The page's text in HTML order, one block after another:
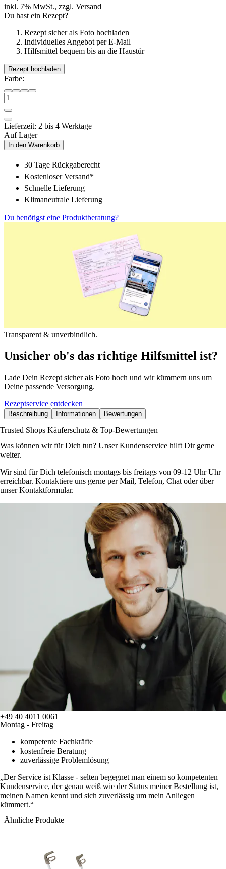
inkl. 7% MwSt., zzgl. Versand
Du hast ein Rezept?
Rezept sicher als Foto hochladen
Individuelles Angebot per E-Mail
Hilfsmittel bequem bis an die Haustür
Rezept hochladen
Farbe:
Lieferzeit: 2 bis 4 Werktage
Auf Lager
In den Warenkorb
30 Tage Rückgaberecht
Kostenloser Versand*
Schnelle Lieferung
Klimaneutrale Lieferung
Du benötigst eine Produktberatung?
Transparent & unverbindlich.
Unsicher ob's das richtige Hilfsmittel ist?
Lade Dein Rezept sicher als Foto hoch und wir kümmern uns um
Deine passende Versorgung.
Rezeptservice entdecken
Beschreibung Informationen Bewertungen
Trusted Shops Käuferschutz & Top-Bewertungen
Was können wir für Dich tun? Unser Kundenservice hilft Dir gerne
weiter.
Wir sind für Dich telefonisch montags bis freitags von 09-12 Uhr Uhr
erreichbar. Kontaktiere uns gerne per Mail, Telefon, Chat oder über
unser Kontaktformular.
+49 40 4011 0061
Montag - Freitag
kompetente Fachkräfte
kostenfreie Beratung
zuverlässige Problemlösung
Der Service ist Klasse - selten begegnet man einem so kompetenten
Kundenservice, der genau weiß wie der Status meiner Bestellung ist,
meinen Namen kennt und sich zuverlässig um mein Anliegen
kümmert.
Ähnliche Produkte